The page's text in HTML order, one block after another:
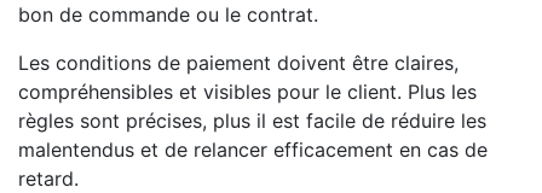
bon de commande ou le contrat.
Les conditions de paiement doivent être claires,
compréhensibles et visibles pour le client. Plus les
règles sont précises, plus il est facile de réduire les
malentendus et de relancer efficacement en cas de
retard.